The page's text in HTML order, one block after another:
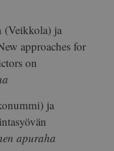
(Veikkola) ja
approaches for
on
ja
apuraha